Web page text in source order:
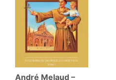
André Melaud –